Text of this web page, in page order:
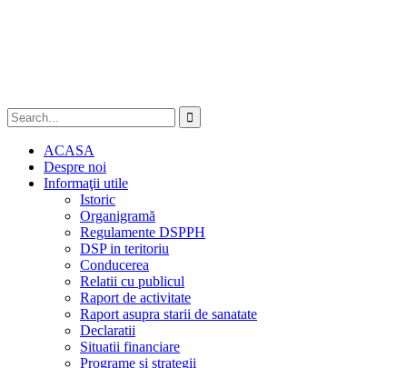
ACASA
Despre noi
Informaţii utile
Istoric
Organigramă
Regulamente DSPPH
DSP in teritoriu
Conducerea
Relatii cu publicul
Raport de activitate
Raport asupra starii de sanatate
Declaratii
Situatii financiare
Programe si strategii